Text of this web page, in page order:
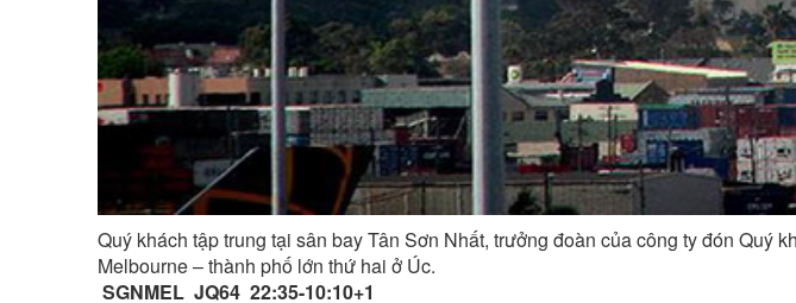
Quý khách tập trung tại sân bay Tân Sơn Nhất, trưởng đoàn của công ty đón Quý
Melbourne – thành phố lớn thứ hai ở Úc.
SGNMEL JQ64 22:35-10:10+1